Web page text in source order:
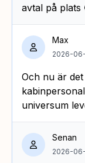
avtal på plats
Max
2026-
Och nu är
universum
Senan
2026-06-